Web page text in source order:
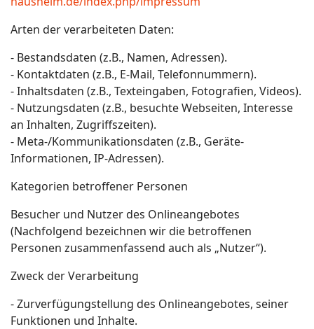
Arten der verarbeiteten Daten:
- Bestandsdaten (z.B., Namen, Adressen).
- Kontaktdaten (z.B., E-Mail, Telefonnummern).
- Inhaltsdaten (z.B., Texteingaben, Fotografien, Videos).
- Nutzungsdaten (z.B., besuchte Webseiten, Interesse
an Inhalten, Zugriffszeiten).
- Meta-/Kommunikationsdaten (z.B., Geräte-
Informationen, IP-Adressen).
Kategorien betroffener Personen
Besucher und Nutzer des Onlineangebotes
(Nachfolgend bezeichnen wir die betroffenen
Personen zusammenfassend auch als „Nutzer“).
Zweck der Verarbeitung
- Zurverfügungstellung des Onlineangebotes, seiner
Funktionen und Inhalte.